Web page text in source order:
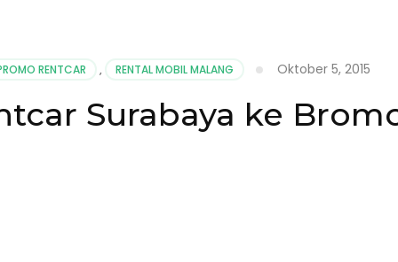
RENTCAR , RENTAL MOBIL MALANG Oktober 5, 2015
Surabaya ke